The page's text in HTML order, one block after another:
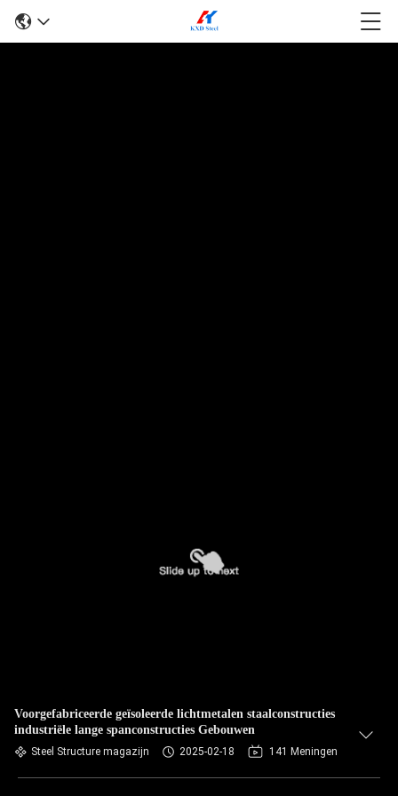
Voorgefabriceerde geïsoleerde lichtmetalen staalconstructies
industriële lange spanconstructies Gebouwen
Steel Structure magazijn 2025-02-18 141 Meningen